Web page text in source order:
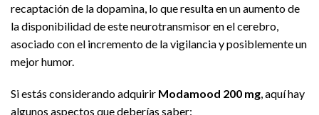
recaptación de la dopamina, lo que resulta en un aumento de
la disponibilidad de este neurotransmisor en el cerebro,
asociado con el incremento de la vigilancia y posiblemente un
mejor humor.
Si estás considerando adquirir Modamood 200 mg, aquí hay
algunos aspectos que deberías saber: